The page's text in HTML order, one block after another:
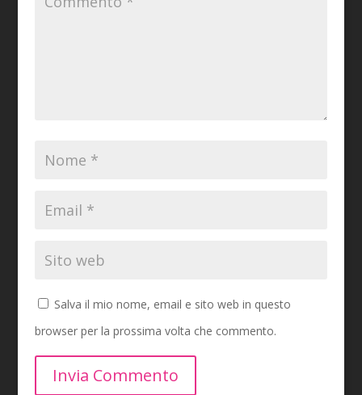
Salva il mio nome, email e sito web in questo
browser per la prossima volta che commento.
Invia Commento